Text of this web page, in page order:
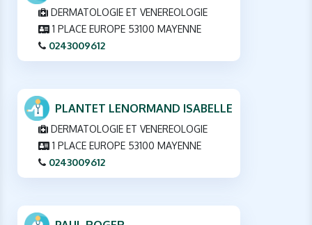
DERMATOLOGIE ET VENEREOLOGIE
1 PLACE EUROPE 53100 MAYENNE
0243009612
PLANTET LENORMAND ISABELLE
DERMATOLOGIE ET VENEREOLOGIE
1 PLACE EUROPE 53100 MAYENNE
0243009612